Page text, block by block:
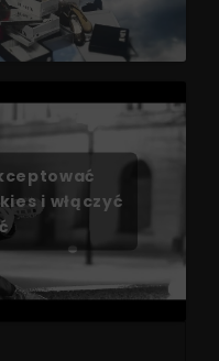
i włączyć